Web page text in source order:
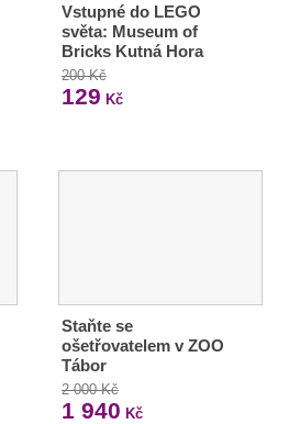
Vstupné do LEGO
světa: Museum of
Bricks Kutná Hora
200 Kč
129 Kč
Staňte se
ošetřovatelem v ZOO
Tábor
2 000 Kč
1 940 Kč